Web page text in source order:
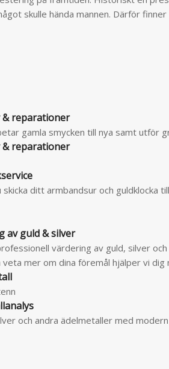
skulle hända mannen. Därför
& reparationer
gamla smycken till nya samt utför
& reparationer
ditt armbandsur och
av guld & silver
värdering av guld, silver
mer om dina föremål hjälper vi
och andra ädelmetaller med